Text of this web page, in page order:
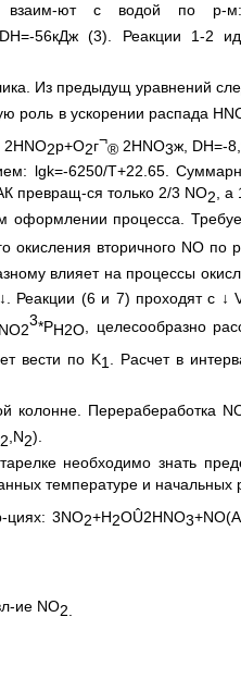
взаим-ют с водой по р-
56кДж (3). Реакции 1-2
Из предыдущ уравнений
роль в ускорении распада
2р+O2г¬
® 2HNO3ж, DН=-
lgk=-6250/T+22.65.
превращ-ся только 2/3 NO2, а
оформлении процесса.
вторичного NO по
влияет на процессы
(6 и 7) проходят с ↓
NO2
3*PH2O , целесообразно
вести по K1 . Расчет в
колонне. Перерабеработка
2 ,N2).
необходимо знать
температуре и начальных
циях: 3NO2+Н2ОÛ2НNO3
ие NO2.